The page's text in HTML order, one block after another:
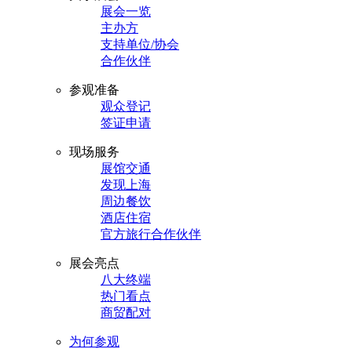
展会一览
主办方
支持单位/协会
合作伙伴
参观准备
观众登记
签证申请
现场服务
展馆交通
发现上海
周边餐饮
酒店住宿
官方旅行合作伙伴
展会亮点
八大终端
热门看点
商贸配对
为何参观